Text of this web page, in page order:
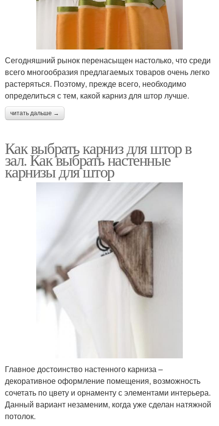
Сегодняшний рынок перенасыщен настолько, что среди
всего многообразия предлагаемых товаров очень легко
растеряться. Поэтому, прежде всего, необходимо
определиться с тем, какой карниз для штор лучше.
читать дальше →
Как выбрать карниз для штор в
зал. Как выбрать настенные
карнизы для штор
Главное достоинство настенного карниза –
декоративное оформление помещения, возможность
сочетать по цвету и орнаменту с элементами интерьера.
Данный вариант незаменим, когда уже сделан натяжной
потолок.